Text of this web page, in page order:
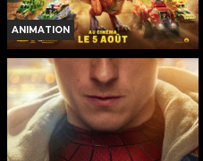
ANIMATION
LA PAT' PATROUILLE : LE FILM
MISSION DINO
Horaires et Infos
Bande-annonce